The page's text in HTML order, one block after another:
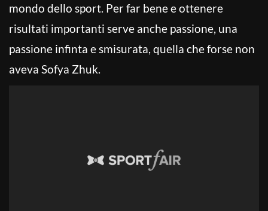
mondo dello sport. Per far bene e ottenere
risultati importanti serve anche passione, una
passione infinta e smisurata, quella che forse non
aveva Sofya Zhuk.